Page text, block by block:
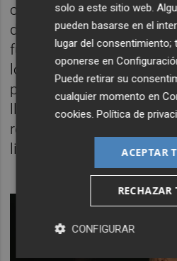
caballería pero, ¿de
distintos? Lo trágico es
fue la miseria, la
logró aupar a este
pregunta, entonces,
llevarnos en Europa más
redes y más miseria?
literatura de la buena.
solo a este sitio web.
pueden basarse en el
lugar del consentimiento;
oponerse en
Puede retirar su
cualquier momento en
cookies .Política de
ACEPTAR
RECHAZAR
CONFIGURAR